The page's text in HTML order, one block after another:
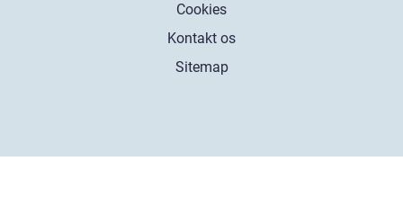
Cookies
Kontakt os
Sitemap